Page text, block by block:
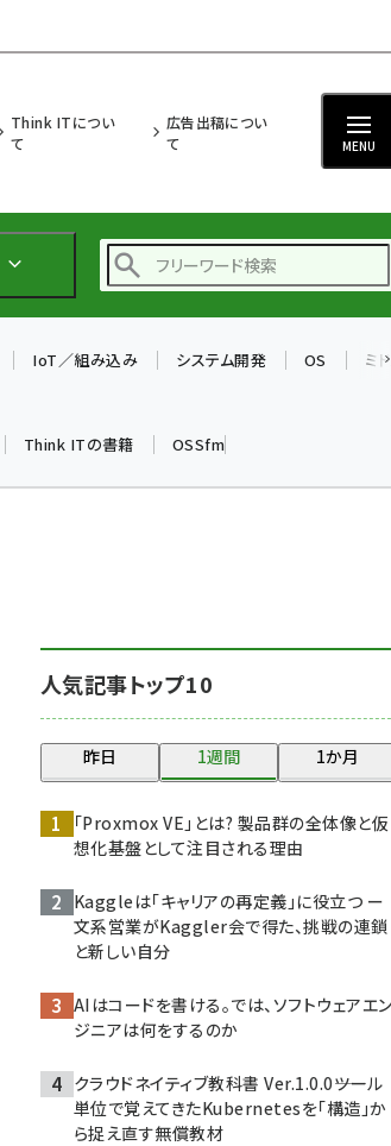
Think ITについ
て
広告出稿につい
て
MENU
仲間と築いた勝利の絆～
drupal (1929)
genai (1468)
abc123 (1341)
IoT／組み込み システム開発 OS ミ
Think ITの書籍 OSSfm
人気記事トップ10
昨日 1週間 1か月
「Proxmox VE」とは? 製品群の全体像と仮
想化基盤として注目される理由
Kaggleは「キャリアの再定義」に役立つ ー
文系営業がKaggler会で得た、挑戦の連鎖
と新しい自分
AIはコードを書ける。では、ソフトウェアエン
ジニアは何をするのか
クラウドネイティブ教科書 Ver.1.0.0――ツール
単位で覚えてきたKubernetesを「構造」か
ら捉え直す無償教材